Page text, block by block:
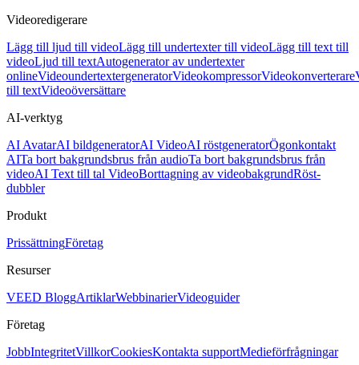
Videoredigerare
Lägg till ljud till videoLägg till undertexter till videoLägg till text till
videoLjud till textAutogenerator av undertexter
onlineVideoundertextergeneratorVideokompressorVideokonverterare
till textVideoöversättare
AI-verktyg
AI AvatarAI bildgeneratorAI VideoAI röstgeneratorÖgonkontakt
AITa bort bakgrundsbrus från audioTa bort bakgrundsbrus från
videoAI Text till tal VideoBorttagning av videobakgrundRöst-
dubbler
Produkt
PrissättningFöretag
Resurser
VEED BloggArtiklarWebbinarierVideoguider
Företag
JobbIntegritetVillkorCookiesKontakta supportMedieförfrågningar